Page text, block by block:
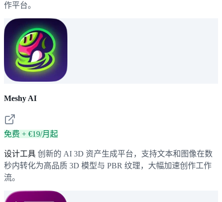
作平台。
Meshy AI
免费 + €19/月起
设计工具 创新的 AI 3D 资产生成平台，支持文本和图像在数
秒内转化为高品质 3D 模型与 PBR 纹理，大幅加速创作工作
流。